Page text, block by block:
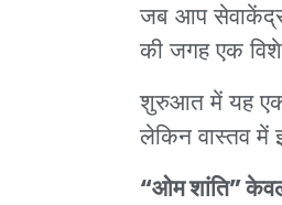
जब आप
की जगह एक
शुरुआत में यह एक
लेकिन वास्तव में
“ओम शांति”